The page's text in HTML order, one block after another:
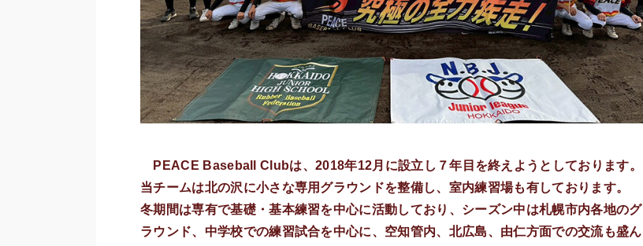
PEACE Baseball Clubは、2018年12月に設立し７年目を終えようとしております。
当チームは北の沢に小さな専用グラウンドを整備し、室内練習場も有しております。
冬期間は専有で基礎・基本練習を中心に活動しており、シーズン中は札幌市内各地のグ
ラウンド、中学校での練習試合を中心に、空知管内、北広島、由仁方面での交流も盛ん